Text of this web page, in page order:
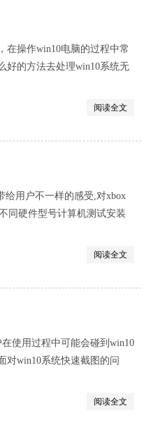
在操作win10电脑的过程中常
好的方法去处理win10系统无
阅读全文
给用户不一样的感受,对xbox
同硬件型号计算机测试安装
阅读全文
使用过程中可能会碰到win10
对win10系统快速截图的问
阅读全文